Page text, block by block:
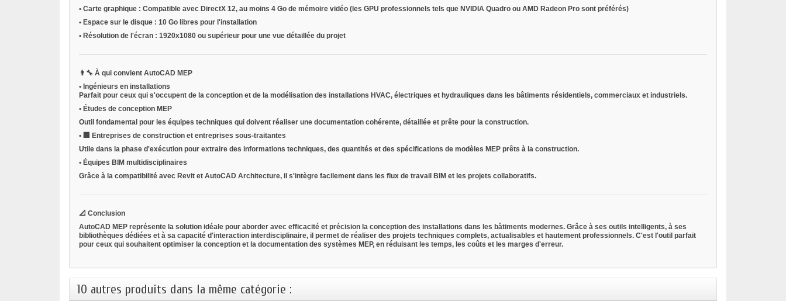
• Carte graphique : Compatible avec DirectX 12, au moins 4 Go de mémoire vidéo (les GPU professionnels tels que NVIDIA Quadro ou AMD Radeon Pro sont préférés)
• Espace sur le disque : 10 Go libres pour l'installation
• Résolution de l'écran : 1920x1080 ou supérieur pour une vue détaillée du projet
👨‍🔧 À qui convient AutoCAD MEP
• Ingénieurs en installations
Parfait pour ceux qui s'occupent de la conception et de la modélisation des installations HVAC, électriques et hydrauliques dans les bâtiments résidentiels, commerciaux et industriels.
• Études de conception MEP
Outil fondamental pour les équipes techniques qui doivent réaliser une documentation cohérente, détaillée et prête pour la construction.
• 🏢
Entreprises de construction et entreprises sous-traitantes
Utile dans la phase d'exécution pour extraire des informations techniques, des quantités et des spécifications de modèles MEP prêts à la construction.
• Équipes BIM multidisciplinaires
Grâce à la compatibilité avec Revit et AutoCAD Architecture, il s'intègre facilement dans les flux de travail BIM et les projets collaboratifs.
📐 Conclusion
AutoCAD MEP représente la solution idéale pour aborder avec efficacité et précision la conception des installations dans les bâtiments modernes. Grâce à ses outils intelligents, à ses
bibliothèques dédiées et à sa capacité d'interaction interdisciplinaire, il permet de réaliser des projets techniques complets, actualisables et hautement professionnels. C'est l'outil parfait
pour ceux qui souhaitent optimiser la conception et la documentation des systèmes MEP, en réduisant les temps, les coûts et les marges d'erreur.
10 autres produits dans la même catégorie :